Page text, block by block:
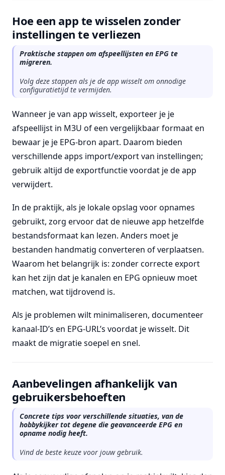
Hoe een app te wisselen zonder
instellingen te verliezen
Praktische stappen om afspeellijsten en EPG te
migreren.
Volg deze stappen als je de app wisselt om onnodige
configuratietijd te vermijden.
Wanneer je van app wisselt, exporteer je je
afspeellijst in M3U of een vergelijkbaar formaat en
bewaar je je EPG-bron apart. Daarom bieden
verschillende apps import/export van instellingen;
gebruik altijd de exportfunctie voordat je de app
verwijdert.
In de praktijk, als je lokale opslag voor opnames
gebruikt, zorg ervoor dat de nieuwe app hetzelfde
bestandsformaat kan lezen. Anders moet je
bestanden handmatig converteren of verplaatsen.
Waarom het belangrijk is: zonder correcte export
kan het zijn dat je kanalen en EPG opnieuw moet
matchen, wat tijdrovend is.
Als je problemen wilt minimaliseren, documenteer
kanaal-ID’s en EPG-URL’s voordat je wisselt. Dit
maakt de migratie soepel en snel.
Aanbevelingen afhankelijk van
gebruikersbehoeften
Concrete tips voor verschillende situaties, van de
hobbykijker tot degene die geavanceerde EPG en
opname nodig heeft.
Vind de beste keuze voor jouw gebruik.